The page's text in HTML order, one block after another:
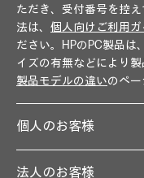
ただき、受付番号を控
法は、 個人向けご利用ガ
ださい。HPのPC製品は
イズの有無などにより
製品モデルの違いのペー
個人のお客様
法人のお客様